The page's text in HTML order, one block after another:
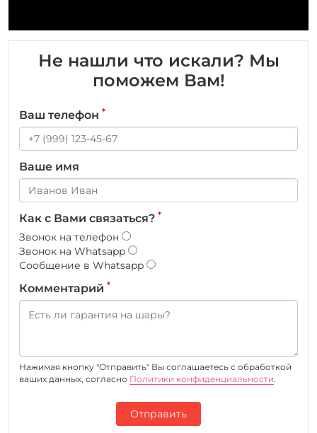
Не нашли что искали? Мы
поможем Вам!
Ваш телефон *
Ваше имя
Как с Вами связаться? *
Звонок на телефон
Звонок на Whatsapp
Сообщение в Whatsapp
Комментарий *
Нажимая кнопку "Отправить" Вы соглашаетесь c обработкой
ваших данных, согласно Политики конфиденциальности.
Отправить